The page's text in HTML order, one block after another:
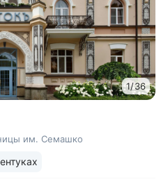
1/36
им. Семашко